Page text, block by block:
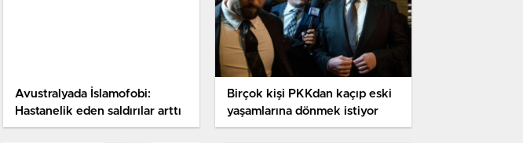
Avustralyada İslamofobi:
Hastanelik eden saldırılar arttı
Birçok kişi PKKdan kaçıp eski
yaşamlarına dönmek istiyor